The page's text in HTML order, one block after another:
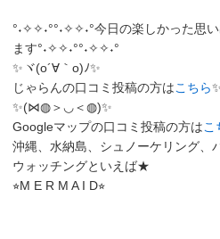
°˖✧✧˖°°˖✧✧˖°今日の楽しかった思
ます°˖✧✧˖°°˖✧✧˖°
✨ヾ(o´∀｀o)ﾉ✨
じゃらんの口コミ投稿の方はこちら
✨(⋈◍＞◡＜◍)✨
Googleマップの口コミ投稿の方はこ
沖縄、水納島、シュノーケリング、
ウォッチングといえば★
⭐︎M E R M A I D⭐︎